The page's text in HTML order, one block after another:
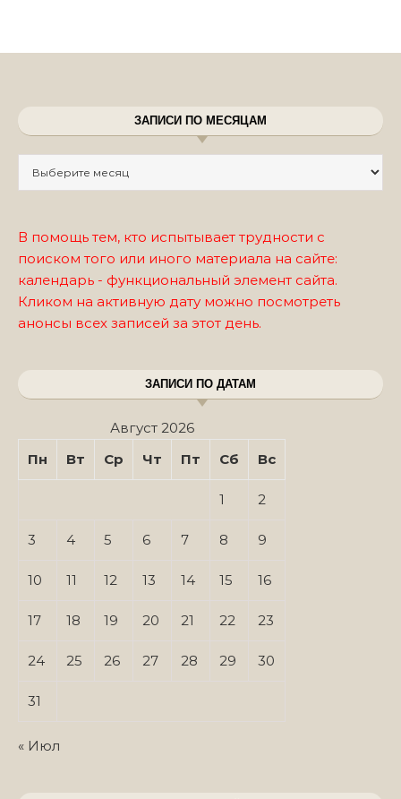
ЗАПИСИ ПО МЕСЯЦАМ
В помощь тем, кто испытывает трудности с
поиском того или иного материала на сайте:
календарь - функциональный элемент сайта.
Кликом на активную дату можно посмотреть
анонсы всех записей за этот день.
ЗАПИСИ ПО ДАТАМ
Август 2026
Пн
Вт Ср Чт Пт Сб Вс
1 2
3 4 5 6 7 8 9
10 11 12 13 14 15 16
17 18 19 20 21 22 23
24 25 26 27 28 29 30
31
« Июл